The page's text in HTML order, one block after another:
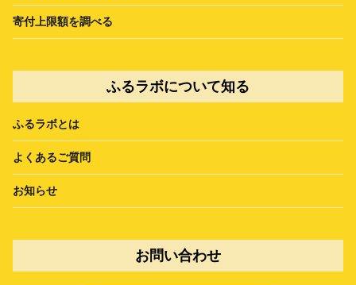
寄付上限額を調べる
ふるラボについて知る
ふるラボとは
よくあるご質問
お知らせ
お問い合わせ